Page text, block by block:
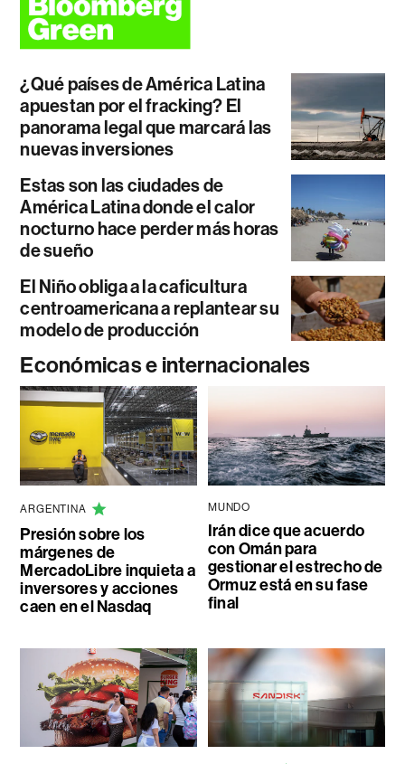
¿Qué países de América Latina
apuestan por el fracking? El
panorama legal que marcará las
nuevas inversiones
Estas son las ciudades de
América Latina donde el calor
nocturno hace perder más horas
de sueño
El Niño obliga a la caficultura
centroamericana a replantear su
modelo de producción
Económicas e internacionales
ARGENTINA
Presión sobre los
márgenes de
MercadoLibre inquieta a
inversores y acciones
caen en el Nasdaq
MUNDO
Irán dice que acuerdo
con Omán para
gestionar el estrecho de
Ormuz está en su fase
final